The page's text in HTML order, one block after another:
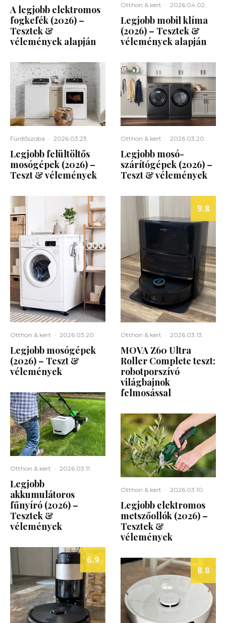
A legjobb elektromos
fogkefék (2026) –
Tesztek &
vélemények alapján
Fürdőszoba · 2026.03.23.
Legjobb felültöltős
mosógépek (2026) –
Teszt & vélemények
Otthon & kert · 2026.03.20.
Legjobb mosógépek
(2026) – Teszt &
vélemények
Otthon & kert · 2026.03.11.
Legjobb
akkumulátoros
fűnyíró (2026) –
Tesztek &
vélemények
6.9
Otthon & kert · 2026.04.02.
Legjobb mobil klíma
(2026) – Tesztek &
vélemények alapján
Otthon & kert · 2026.03.20.
Legjobb mosó-
szárítógépek (2026) –
Teszt & vélemények
9.8
Otthon & kert · 2026.03.13.
MOVA Z60 Ultra
Roller Complete teszt:
robotporszívó
világbajnok
felmosással
Otthon & kert · 2026.03.10.
Legjobb elektromos
metszőollók (2026) –
Tesztek &
vélemények
8.8